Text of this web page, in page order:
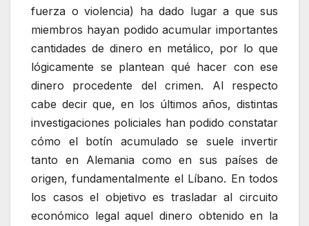
fuerza o violencia) ha dado lugar a que sus
miembros hayan podido acumular importantes
cantidades de dinero en metálico, por lo que
lógicamente se plantean qué hacer con ese
dinero procedente del crimen. Al respecto
cabe decir que, en los últimos años, distintas
investigaciones policiales han podido constatar
cómo el botín acumulado se suele invertir
tanto en Alemania como en sus países de
origen, fundamentalmente el Líbano. En todos
los casos el objetivo es trasladar al circuito
económico legal aquel dinero obtenido en la